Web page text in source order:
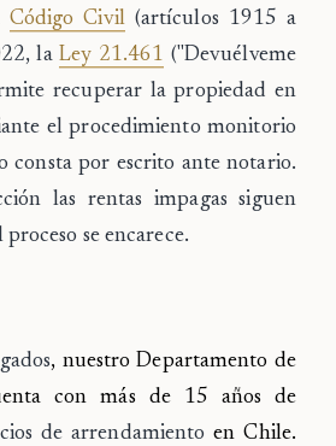
Código Civil(artículos 1915 a
laLey 21.461 ("Devuélveme
recuperar la propiedad en
el procedimiento monitorio
consta por escrito ante notario.
las rentas impagas siguen
se encarece.
, nuestro Departamento de
con más de 15 años de
de arrendamiento en Chile.